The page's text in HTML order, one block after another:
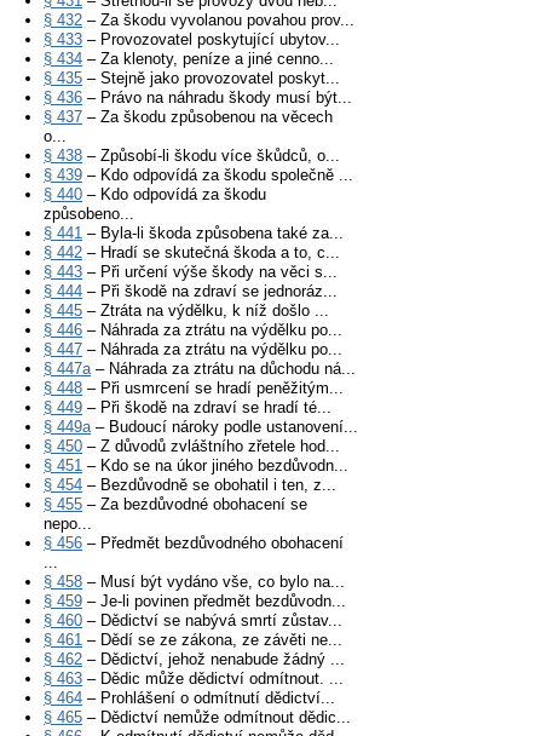
§ 432 – Za škodu vyvolanou povahou prov...
§ 433 – Provozovatel poskytující ubytov...
§ 434 – Za klenoty, peníze a jiné cenno...
§ 435 – Stejně jako provozovatel poskyt...
§ 436 – Právo na náhradu škody musí být...
§ 437 – Za škodu způsobenou na věcech
o...
§ 438 – Způsobí-li škodu více škůdců, o...
§ 439 – Kdo odpovídá za škodu společně ...
§ 440 – Kdo odpovídá za škodu
způsobeno...
§ 441 – Byla-li škoda způsobena také za...
§ 442 – Hradí se skutečná škoda a to, c...
§ 443 – Při určení výše škody na věci s...
§ 444 – Při škodě na zdraví se jednoráz...
§ 445 – Ztráta na výdělku, k níž došlo ...
§ 446 – Náhrada za ztrátu na výdělku po...
§ 447 – Náhrada za ztrátu na výdělku po...
§ 447a– Náhrada za ztrátu na důchodu ná...
§ 448 – Při usmrcení se hradí peněžitým...
§ 449 – Při škodě na zdraví se hradí té...
§ 449a– Budoucí nároky podle ustanovení...
§ 450 – Z důvodů zvláštního zřetele hod...
§ 451 – Kdo se na úkor jiného bezdůvodn...
§ 454 – Bezdůvodně se obohatil i ten, z...
§ 455 – Za bezdůvodné obohacení se
nepo...
§ 456 – Předmět bezdůvodného obohacení
...
§ 458 – Musí být vydáno vše, co bylo na...
§ 459 – Je-li povinen předmět bezdůvodn...
§ 460 – Dědictví se nabývá smrtí zůstav...
§ 461 – Dědí se ze zákona, ze závěti ne...
§ 462 – Dědictví, jehož nenabude žádný ...
§ 463 – Dědic může dědictví odmítnout. ...
§ 464 – Prohlášení o odmítnutí dědictví...
§ 465 – Dědictví nemůže odmítnout dědic...